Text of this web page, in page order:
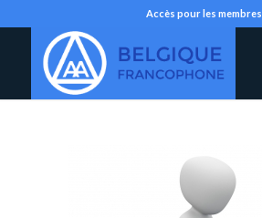
Accès pour les membres